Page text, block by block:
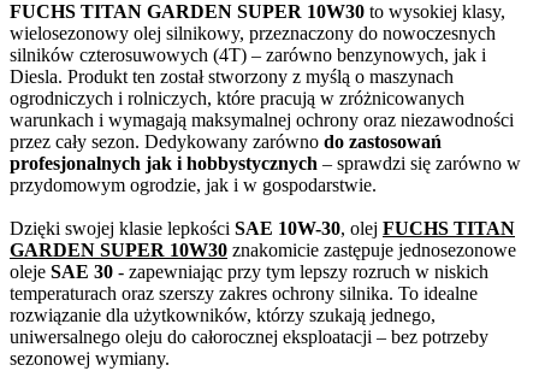
FUCHS TITAN GARDEN SUPER 10W30 to wysokiej klasy,
wielosezonowy olej silnikowy, przeznaczony do nowoczesnych
silników czterosuwowych (4T) – zarówno benzynowych, jak i
Diesla. Produkt ten został stworzony z myślą o maszynach
ogrodniczych i rolniczych, które pracują w zróżnicowanych
warunkach i wymagają maksymalnej ochrony oraz niezawodności
przez cały sezon. Dedykowany zarówno do zastosowań
profesjonalnych jak i hobbystycznych – sprawdzi się zarówno w
przydomowym ogrodzie, jak i w gospodarstwie.
Dzięki swojej klasie lepkości SAE 10W-30, olej FUCHS TITAN
GARDEN SUPER 10W30 znakomicie zastępuje jednosezonowe
oleje SAE 30 - zapewniając przy tym lepszy rozruch w niskich
temperaturach oraz szerszy zakres ochrony silnika. To idealne
rozwiązanie dla użytkowników, którzy szukają jednego,
uniwersalnego oleju do całorocznej eksploatacji – bez potrzeby
sezonowej wymiany.